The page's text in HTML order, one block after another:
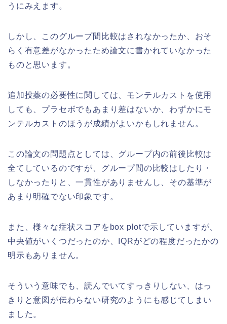
うにみえます。
しかし、このグループ間比較はされなかったか、おそ
らく有意差がなかったため論文に書かれていなかった
ものと思います。
追加投薬の必要性に関しては、モンテルカストを使用
しても、プラセボでもあまり差はないか、わずかにモ
ンテルカストのほうが成績がよいかもしれません。
この論文の問題点としては、グループ内の前後比較は
全てしているのですが、グループ間の比較はしたり・
しなかったりと、一貫性がありませんし、その基準が
あまり明確でない印象です。
また、様々な症状スコアをbox plotで示していますが、
中央値がいくつだったのか、IQRがどの程度だったかの
明示もありません。
そういう意味でも、読んでいてすっきりしない、はっ
きりと意図が伝わらない研究のようにも感じてしまい
ました。